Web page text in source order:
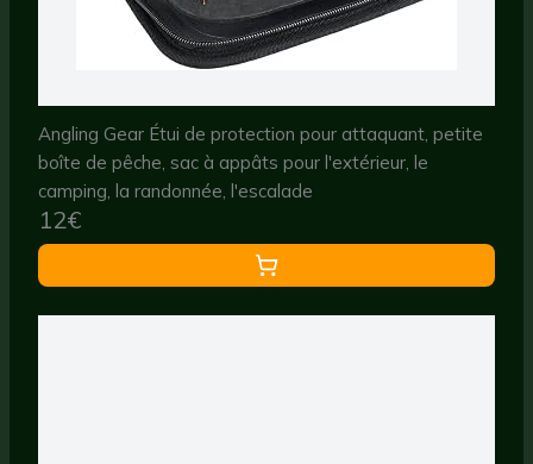
Angling Gear Étui de protection pour attaquant, petite
boîte de pêche, sac à appâts pour l'extérieur, le
camping, la randonnée, l'escalade
12€